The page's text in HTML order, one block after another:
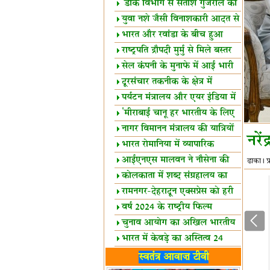
शैक्षिक सत्र शुरू
'डाक विभाग से सतीश गुजराल का
रिश्ता गहरा'
युवा नशे जैसी विनाशकारी आदत से
दूर रहें-मोदी
भारत और रवांडा के बीच हुआ
व्यापार विस्तार
राष्ट्रपति द्रौपदी मुर्मु से मिले बस्तर
के प्रतिनिधि
सेल कंपनी के मुनाफे में आई भारी
उछाल!
दूरसंचार तकनीक के क्षेत्र में
उत्कृष्टता पुरस्कार
पर्यटन मंत्रालय और एयर इंडिया में
समझौता
'मीराबाई चानू हर भारतीय के लिए
प्रेरणा'
नागर विमानन मंत्रालय की यात्रियों
को सलाह
भारत रोमानिया में व्यापारिक
साझेदारियां
आईएनएस मालवन ने नौसेना की
ताकत बढ़ाई
कोलकाता में शब्द संग्रहालय का
उद्घाटन
रामनगर-देहरादून एक्सप्रेस को हरी
झंडीवर्ष 2024 के राष्ट्रीय फिल्म
पुरस्कारों की घोषणा
चुनाव आयोग का अखिल भारतीय
मीडिया सम्मेलन
भारत में केवड़े का अस्तित्‍व 24
लाख वर्ष!
लखनऊ में 'एक राष्ट्र एक चुनाव'
स्वतंत्र आवाज़ टीवी
ढाका।